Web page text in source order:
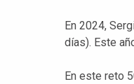
En 2024,
días). Este
En este reto